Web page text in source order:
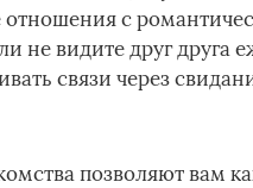
отношения с
не видите друг друга
связи через
позволяют вам